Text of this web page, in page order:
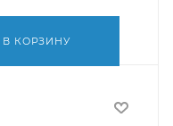
В КОРЗИНУ